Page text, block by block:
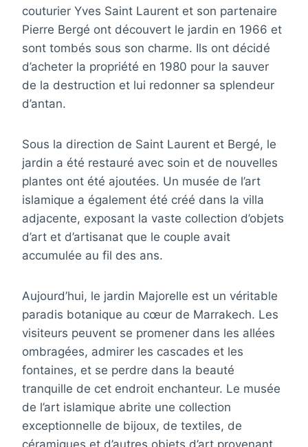
couturier Yves Saint Laurent et son partenaire
Pierre Bergé ont découvert le jardin en 1966 et
sont tombés sous son charme. Ils ont décidé
d’acheter la propriété en 1980 pour la sauver
de la destruction et lui redonner sa splendeur
d’antan.
Sous la direction de Saint Laurent et Bergé, le
jardin a été restauré avec soin et de nouvelles
plantes ont été ajoutées. Un musée de l’art
islamique a également été créé dans la villa
adjacente, exposant la vaste collection d’objets
d’art et d’artisanat que le couple avait
accumulée au fil des ans.
Aujourd’hui, le jardin Majorelle est un véritable
paradis botanique au cœur de Marrakech. Les
visiteurs peuvent se promener dans les allées
ombragées, admirer les cascades et les
fontaines, et se perdre dans la beauté
tranquille de cet endroit enchanteur. Le musée
de l’art islamique abrite une collection
exceptionnelle de bijoux, de textiles, de